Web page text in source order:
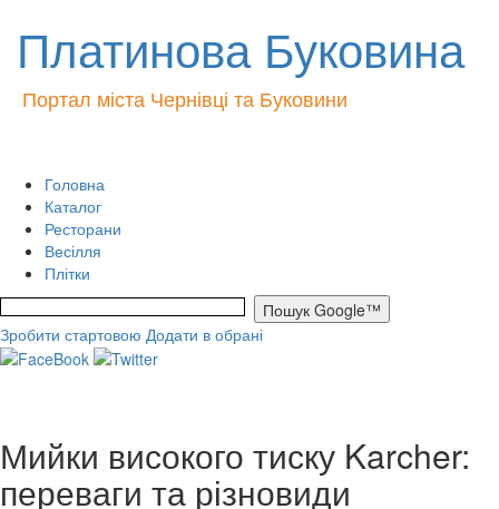
Платинова Буковина
Портал міста Чернівці та Буковини
Головна
Каталог
Ресторани
Весілля
Плітки
Зробити стартовою Додати в обрані
Мийки високого тиску Karcher:
переваги та різновиди